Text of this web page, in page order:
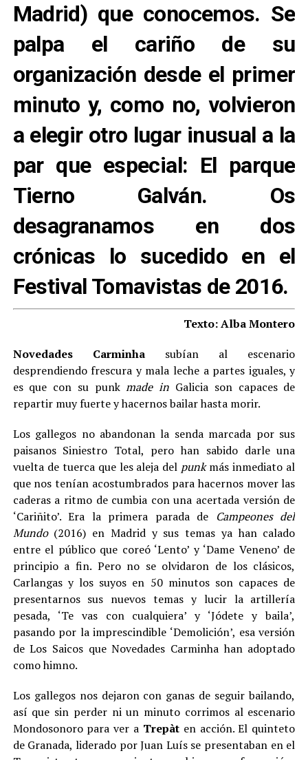
Madrid) que conocemos. Se
palpa el cariño de su
organización desde el primer
minuto y, como no, volvieron
a elegir otro lugar inusual a la
par que especial: El parque
Tierno Galván. Os
desagranamos en dos
crónicas lo sucedido en el
Festival Tomavistas de 2016.
Texto: Alba Montero
Novedades Carminhasubían al escenario
desprendiendo frescura y mala leche a partes iguales, y
es que con su punkmade in Galicia son capaces de
repartir muy fuerte y hacernos bailar hasta morir.
Los gallegos no abandonan la senda marcada por sus
paisanos Siniestro Total, pero han sabido darle una
vuelta de tuerca que les aleja del punkmás inmediato al
que nos tenían acostumbrados para hacernos mover las
caderas a ritmo de cumbia con una acertada versión de
‘Cariñito’. Era la primera parada de Campeones del
Mundo (2016) en Madrid y sus temas ya han calado
entre el público que coreó ‘Lento’ y ‘Dame Veneno’ de
principio a fin. Pero no se olvidaron de los clásicos,
Carlangas y los suyos en 50 minutos son capaces de
presentarnos sus nuevos temas y lucir la artillería
pesada, ‘Te vas con cualquiera’ y ‘Jódete y baila’,
pasando por la imprescindible ‘Demolición’, esa versión
de Los Saicos que Novedades Carminha han adoptado
como himno.
Los gallegos nos dejaron con ganas de seguir bailando,
así que sin perder ni un minuto corrimos al escenario
Mondosonoro para ver a Trepàten acción. El quinteto
de Granada, liderado por Juan Luís se presentaban en el